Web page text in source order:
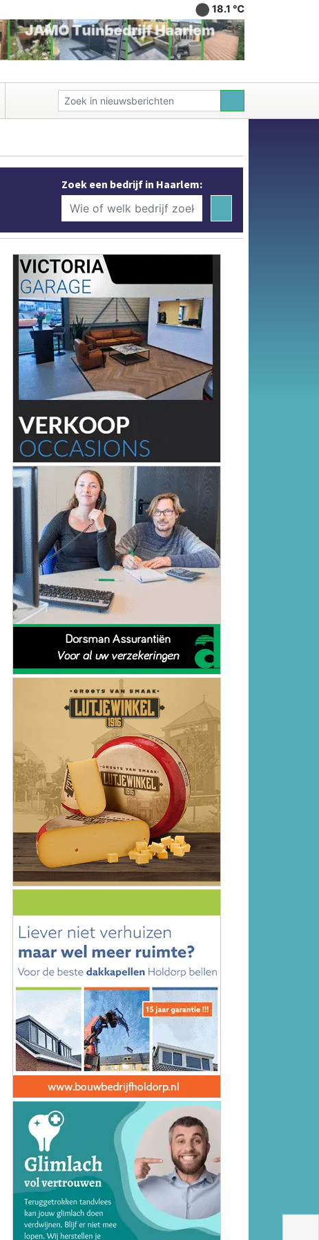
18.1 ℃
Zoek een bedrijf in Haarlem: